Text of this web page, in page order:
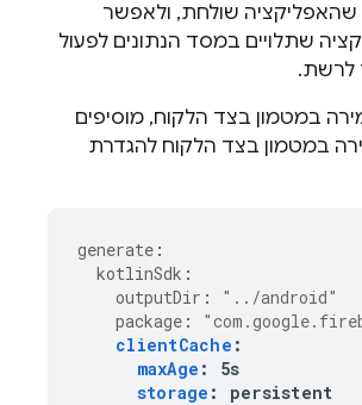
שהאפליקציה שולחת, ולאפשר
שתלויים במסד הנתונים לפעול
לרשת.
במטמון בצד הלקוח, מוסיפים
במטמון בצד הלקוח להגדרת
generate :
kotlinSdk :
outputDir :
"../android"
package :
clientCache :
maxAge :
5s
storage : persistent